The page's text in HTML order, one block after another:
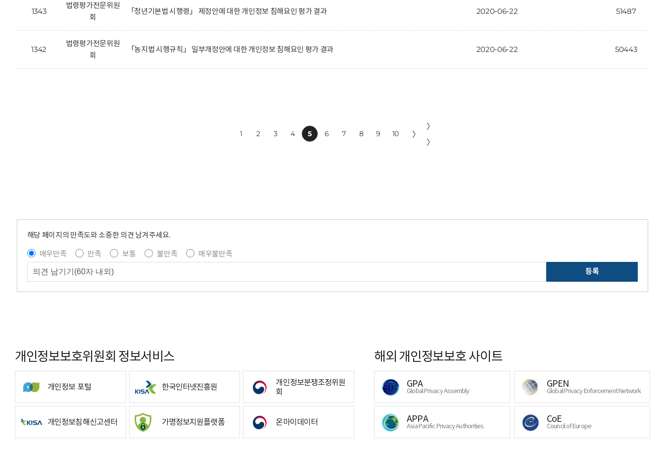
1343
법령평가전문위원
회
「청년기본법 시행령」 제정안에 대한 개인정보 침해요인 평가 결과 2020-06-22 51487
1342
법령평가전문위원
회
「농지법 시행규칙」 일부개정안에 대한 개인정보 침해요인 평가 결과 2020-06-22 50443
1 2 3 4 5 6 7 8 9 10 〉
〉
〉
해당 페이지의 만족도와 소중한 의견 남겨주세요.
매우만족
만족 보통 불만족
매우불만족
등록
개인정보보호위원회 정보서비스
개인정보 포털 한국인터넷진흥원
개인정보분쟁조정위원
회
개인정보침해신고센터 가명정보지원플랫폼 온마이데이터
해외 개인정보보호 사이트
GPA
Global Privacy Assembly
GPEN
Global Privacy Enforcement Network
APPA
Asia Pacific Privacy Authorities
CoE
Council of Europe